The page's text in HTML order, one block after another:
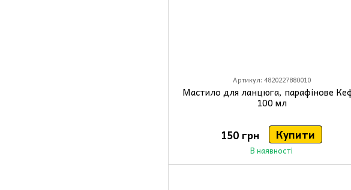
Артикул: 4820227880010
Мастило для ланцюга, парафінове
100 мл
150 грн Купити
В наявності